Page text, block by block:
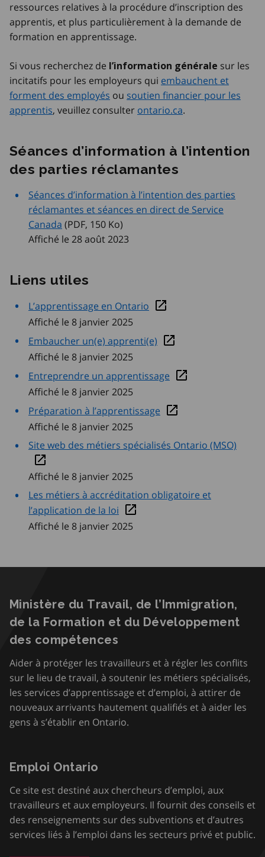
ressources relatives à la procédure d’inscription des
apprentis, et plus particulièrement à la demande de
formation en apprentissage.
Si vous recherchez de l’information générale sur les
incitatifs pour les employeurs qui embauchent et
forment des employés ou soutien financier pour les
apprentis, veuillez consulter ontario.ca.
Séances d’information à l’intention
des parties réclamantes
Séances d’information à l’intention des parties
réclamantes et séances en direct de Service
Canada (PDF, 150 Ko)
Affiché le 28 août 2023
Liens utiles
L’apprentissage en Ontario
Affiché le 8 janvier 2025
Embaucher un(e) apprenti(e)
Affiché le 8 janvier 2025
Entreprendre un apprentissage
Affiché le 8 janvier 2025
Préparation à l’apprentissage
Affiché le 8 janvier 2025
Site web des métiers spécialisés Ontario (MSO)
Affiché le 8 janvier 2025
Les métiers à accréditation obligatoire et
l’application de la loi
Affiché le 8 janvier 2025
Ministère du Travail, de l’Immigration,
de la Formation et du Développement
des compétences
Aider à protéger les travailleurs et à régler les conflits
sur le lieu de travail, à soutenir les métiers spécialisés,
les services d’apprentissage et d’emploi, à attirer de
nouveaux arrivants hautement qualifiés et à aider les
gens à s’établir en Ontario.
Emploi Ontario
Ce site est destiné aux chercheurs d’emploi, aux
travailleurs et aux employeurs. Il fournit des conseils et
des renseignements sur des subventions et d’autres
services liés à l’emploi dans les secteurs privé et public.